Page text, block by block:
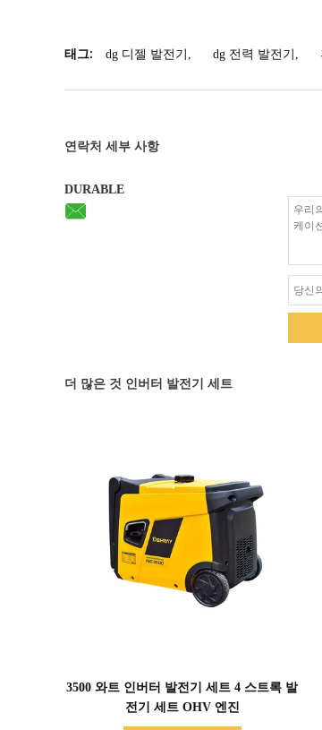
태그: dg 디젤 발전기 , dg 전력 발전기 ,
연락처 세부 사항
DURABLE
더 많은 것 인버터 발전기 세트
3500 와트 인버터 발전기 세트 4 스트록 발
전기 세트 OHV 엔진